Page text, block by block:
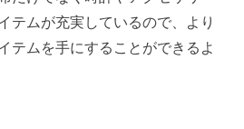
テムが充実しているので、より
テムを手にすることができるよ